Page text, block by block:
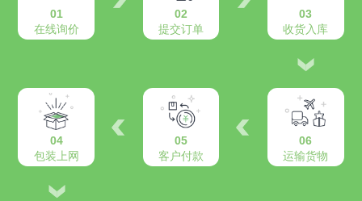
01
在线询价
02
提交订单
03
收货入库
04
包装上网
05
客户付款
06
运输货物